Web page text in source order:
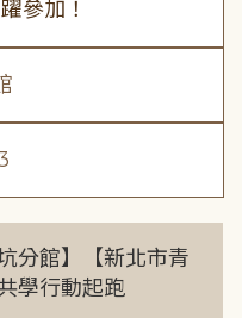
參加！
分館】【新北市青
學行動起跑